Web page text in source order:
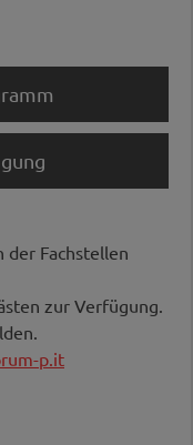
Fachstellen
zur Verfügung.
p.it